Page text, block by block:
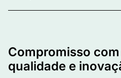
Compromisso com
qualidade e